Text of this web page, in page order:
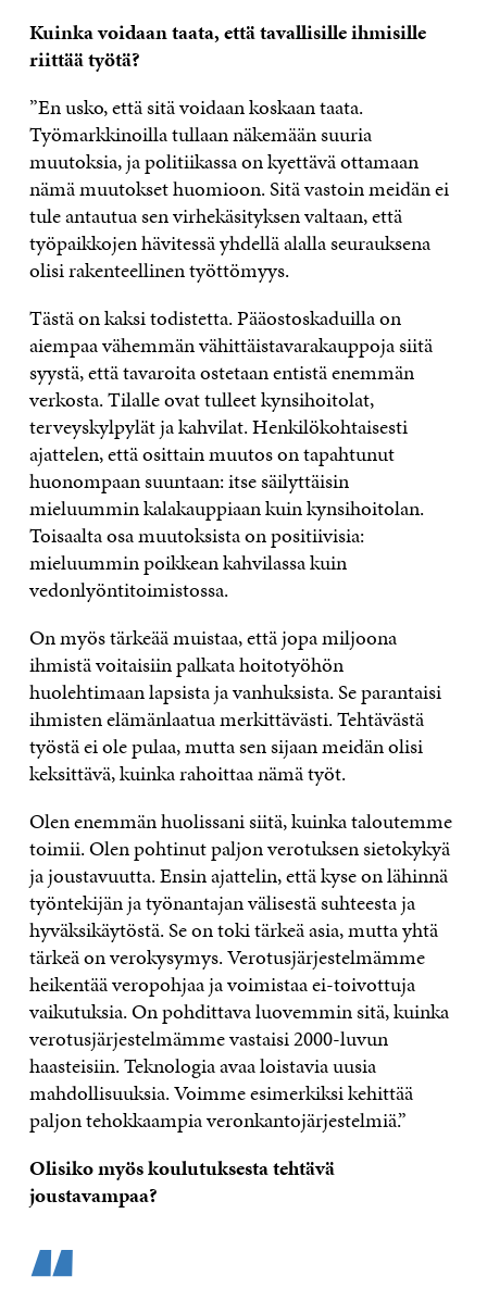
Kuinka voidaan taata, että tavallisille ihmisille
riittää työtä?
”En usko, että sitä voidaan koskaan taata.
Työmarkkinoilla tullaan näkemään suuria
muutoksia, ja politiikassa on kyettävä ottamaan
nämä muutokset huomioon. Sitä vastoin meidän ei
tule antautua sen virhekäsityksen valtaan, että
työpaikkojen hävitessä yhdellä alalla seurauksena
olisi rakenteellinen työttömyys.
Tästä on kaksi todistetta. Pääostoskaduilla on
aiempaa vähemmän vähittäistavarakauppoja siitä
syystä, että tavaroita ostetaan entistä enemmän
verkosta. Tilalle ovat tulleet kynsihoitolat,
terveyskylpylät ja kahvilat. Henkilökohtaisesti
ajattelen, että osittain muutos on tapahtunut
huonompaan suuntaan: itse säilyttäisin
mieluummin kalakauppiaan kuin kynsihoitolan.
Toisaalta osa muutoksista on positiivisia:
mieluummin poikkean kahvilassa kuin
vedonlyöntitoimistossa.
On myös tärkeää muistaa, että jopa miljoona
ihmistä voitaisiin palkata hoitotyöhön
huolehtimaan lapsista ja vanhuksista. Se parantaisi
ihmisten elämänlaatua merkittävästi. Tehtävästä
työstä ei ole pulaa, mutta sen sijaan meidän olisi
keksittävä, kuinka rahoittaa nämä työt.
Olen enemmän huolissani siitä, kuinka taloutemme
toimii. Olen pohtinut paljon verotuksen sietokykyä
ja joustavuutta. Ensin ajattelin, että kyse on lähinnä
työntekijän ja työnantajan välisestä suhteesta ja
hyväksikäytöstä. Se on toki tärkeä asia, mutta yhtä
tärkeä on verokysymys. Verotusjärjestelmämme
heikentää veropohjaa ja voimistaa ei-toivottuja
vaikutuksia. On pohdittava luovemmin sitä, kuinka
verotusjärjestelmämme vastaisi 2000-luvun
haasteisiin. Teknologia avaa loistavia uusia
mahdollisuuksia. Voimme esimerkiksi kehittää
paljon tehokkaampia veronkantojärjestelmiä.”
Olisiko myös koulutuksesta tehtävä
joustavampaa?